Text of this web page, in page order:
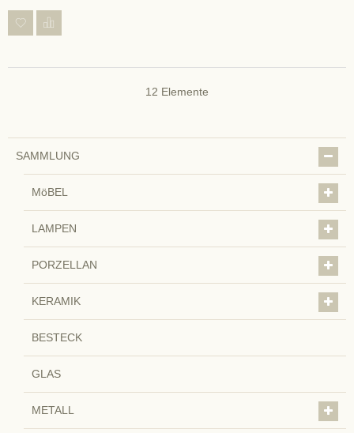
12 Elemente
SAMMLUNG
MöBEL
LAMPEN
PORZELLAN
KERAMIK
BESTECK
GLAS
METALL